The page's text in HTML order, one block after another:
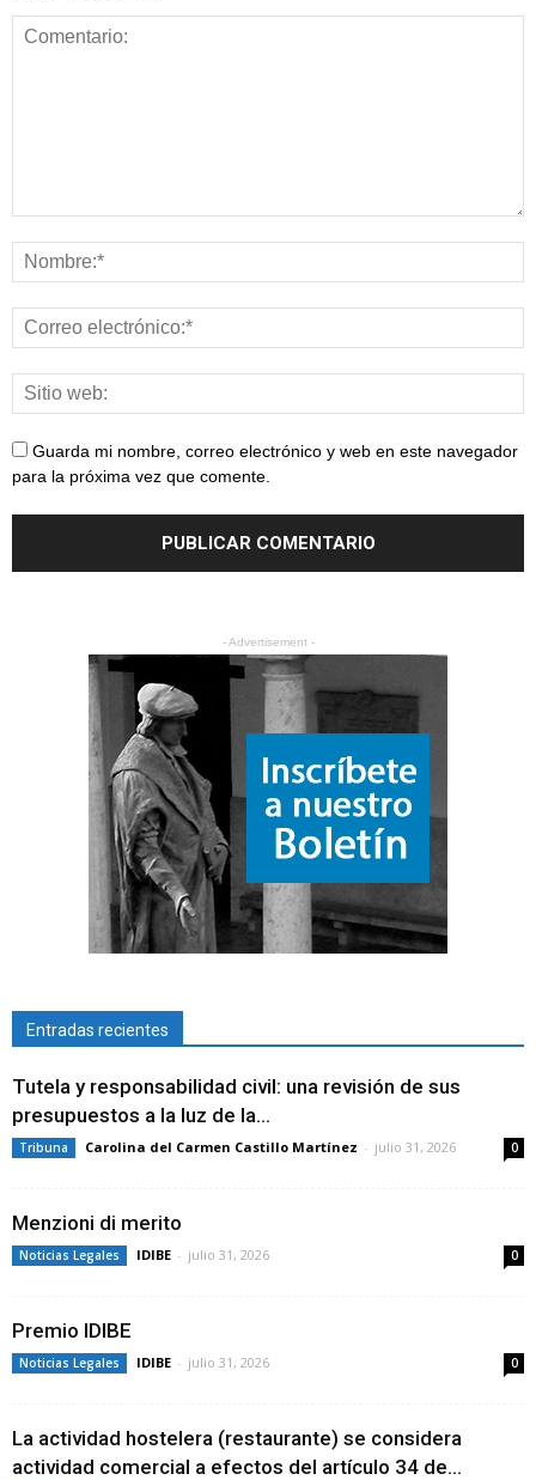
Guarda mi nombre, correo electrónico y web en este navegador
para la próxima vez que comente.
- Advertisement -
Entradas recientes
Tutela y responsabilidad civil: una revisión de sus
presupuestos a la luz de la...
Tribuna Carolina del Carmen Castillo Martínez - julio 31, 2026 0
Menzioni di merito
Noticias Legales IDIBE - julio 31, 2026 0
Premio IDIBE
Noticias Legales IDIBE - julio 31, 2026 0
La actividad hostelera (restaurante) se considera
actividad comercial a efectos del artículo 34 de...